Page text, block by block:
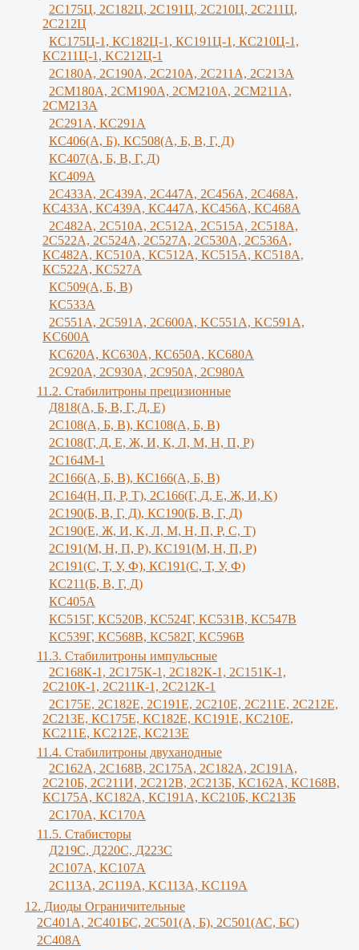
2С175Ц, 2С182Ц, 2С191Ц, 2С210Ц, 2С211Ц,
2С212Ц
КС175Ц-1, КС182Ц-1, КС191Ц-1, КС210Ц-1,
КС211Ц-1, KС212Ц-1
2С180А, 2С190А, 2С210А, 2C211A, 2C213A
2СМ180А, 2СМ190А, 2CM210A, 2СМ211А,
2СМ213А
2С291А, КС291А
КС406(А, Б), КС508(А, Б, В, Г, Д)
КС407(А, Б, В, Г, Д)
КС409А
2С433А, 2С439А, 2С447А, 2С456А, 2С468А,
КС433А, КС439А, КС447А, КС456А, КС468А
2С482А, 2С510А, 2С512А, 2С515А, 2С518А,
2С522А, 2С524А, 2С527А, 2С530А, 2С536А,
КС482А, КС510А, КС512А, КС515А, КС518А,
КС522А, КС527А
КС509(А, Б, В)
КС533А
2С551А, 2С591А, 2С600А, KC551A, KC591A,
KC600A
КС620А, КС630А, КС650А, КС680А
2С920А, 2С930А, 2С950А, 2С980А
11.2. Стабилитроны прецизионные
Д818(А, Б, В, Г, Д, Е)
2С108(А, Б, В), КС108(А, Б, В)
2С108(Г, Д, Е, Ж, И, К, Л, М, Н, П, Р)
2С164М-1
2С166(А, Б, В), КС166(А, Б, В)
2С164(Н, П, Р, Т), 2С166(Г, Д, Е, Ж, И, K)
2С190(Б, В, Г, Д), КС190(Б, В, Г, Д)
2С190(Е, Ж, И, K, Л, М, Н, П, Р, С, Т)
2С191(М, Н, П, Р), КС191(М, Н, П, Р)
2С191(С, Т, У, Ф), КС191(С, Т, У, Ф)
КС211(Б, В, Г, Д)
КС405А
КС515Г, КС520В, КС524Г, КС531В, КС547В
КС539Г, КС568В, КС582Г, КС596В
11.3. Стабилитроны импульсные
2С168К-1, 2С175К-1, 2С182К-1, 2С151К-1,
2С210К-1, 2С211К-1, 2С212К-1
2С175Е, 2С182Е, 2С191Е, 2С210Е, 2С211Е, 2С212Е,
2С213Е, КС175Е, КС182Е, КС191Е, КС210Е,
КС211Е, КС212Е, КС213Е
11.4. Стабилитроны двуханодные
2С162А, 2С168В, 2С175А, 2С182А, 2С191А,
2С210Б, 2С211И, 2С212В, 2С213Б, КС162А, КС168В,
КС175А, КС182А, КС191А, КС210Б, КС213Б
2С170А, КС170А
11.5. Стабисторы
Д219С, Д220С, Д223С
2C107A, КС107А
2С113А, 2С119А, KC113A, KC119A
12. Диоды Ограничительные
2С401А, 2С401БС, 2С501(А, Б), 2С501(АС, БС)
2С408А